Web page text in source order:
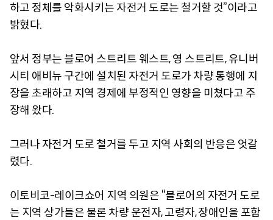
하고 정체를 악화시키는 자전거 도로는 철거할 것”이라고
밝혔다.
앞서 정부는 블로어 스트리트 웨스트, 영 스트리트, 유니버
시티 애비뉴 구간에 설치된 자전거 도로가 차량 통행에 지
장을 초래하고 지역 경제에 부정적인 영향을 미쳤다고 주
장해 왔다.
그러나 자전거 도로 철거를 두고 지역 사회의 반응은 엇갈
렸다.
이토비코-레이크쇼어 지역 의원은 “블로어의 자전거 도로
는 지역 상가들은 물론 차량 운전자, 고령자, 장애인을 포함